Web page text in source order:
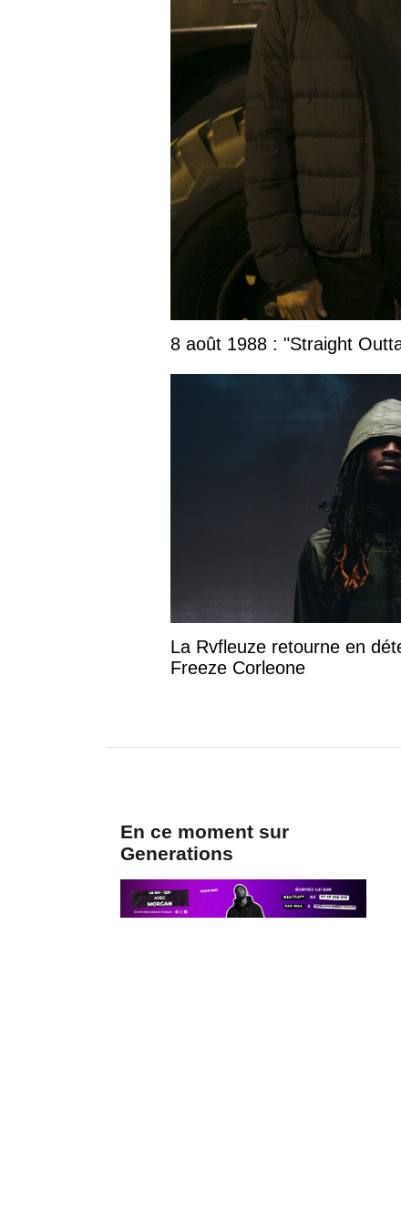
8 août 1988 : "Straight
La Rvfleuze retourne en
Freeze Corleone
En ce moment sur
Generations